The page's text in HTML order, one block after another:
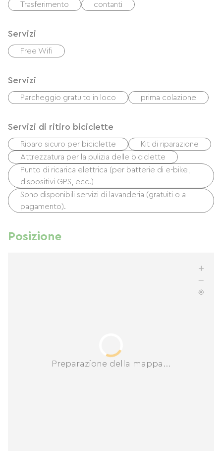
Trasferimento contanti
Servizi
Free Wifi
Servizi
Parcheggio gratuito in loco prima colazione
Servizi di ritiro biciclette
Riparo sicuro per biciclette
Kit di riparazione
Attrezzatura per la pulizia delle biciclette
Punto di ricarica elettrica (per batterie di e-bike,
dispositivi GPS, ecc.)
Sono disponibili servizi di lavanderia (gratuiti o a
pagamento).
Posizione
Preparazione della mappa...